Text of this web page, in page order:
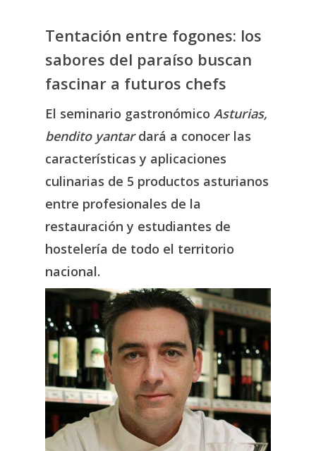
Tentación entre fogones: los
sabores del paraíso buscan
fascinar a futuros chefs
El seminario gastronómico Asturias,
bendito yantardará a conocer las
características y aplicaciones
culinarias de 5 productos asturianos
entre profesionales de la
restauración y estudiantes de
hostelería de todo el territorio
nacional.